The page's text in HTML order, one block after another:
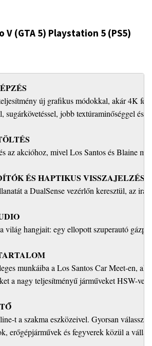
V (GTA 5) Playstation 5 (PS5)
új grafikus módokkal, akár 4K
jobb textúraminőséggel és
az akcióhoz, mivel Los Santos és Blaine
ÉS HAPTIKUS VISSZAJELZÉS
a DualSense vezérlőn keresztül, az
világ hangjait: egy ellopott szuperautó
munkáiba a Los Santos Car Meet-en,
a nagy teljesítményű járműveket HSW-
t a szakma eszközeivel. Gyorsan
erőgépjárművek és fegyverek közül a